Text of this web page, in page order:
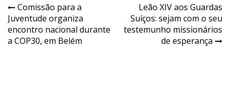
Navegação
de
Post
Comissão para a
Juventude organiza
encontro nacional durante
a COP30, em Belém
Leão XIV aos Guardas
Suíços: sejam com o seu
testemunho missionários
de esperança